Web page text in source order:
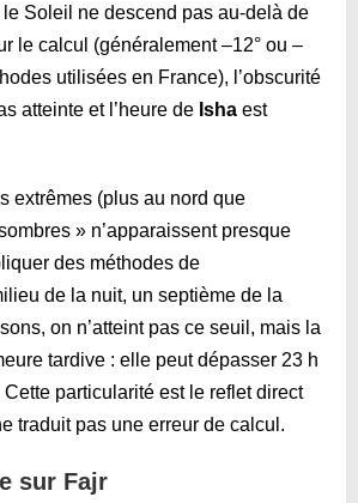
le Soleil ne descend pas au-delà de
le calcul (généralement –12° ou –
utilisées en France), l’obscurité
atteinte et l’heure de Isha est
extrêmes (plus au nord que
» n’apparaissent presque
des méthodes de
de la nuit, un septième de la
on n’atteint pas ce seuil, mais la
tardive : elle peut dépasser 23 h
Cette particularité est le reflet direct
traduit pas une erreur de calcul.
sur Fajr